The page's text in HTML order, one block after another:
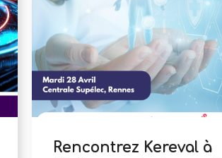
Rencontrez Kereval à